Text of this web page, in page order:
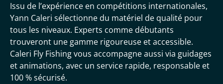
Issu de l’expérience en compétitions internationales,
Yann Caleri sélectionne du matériel de qualité pour
tous les niveaux. Experts comme débutants
trouveront une gamme rigoureuse et accessible.
Caleri Fly Fishing vous accompagne aussi via guidages
et animations, avec un service rapide, responsable et
100 % sécurisé.